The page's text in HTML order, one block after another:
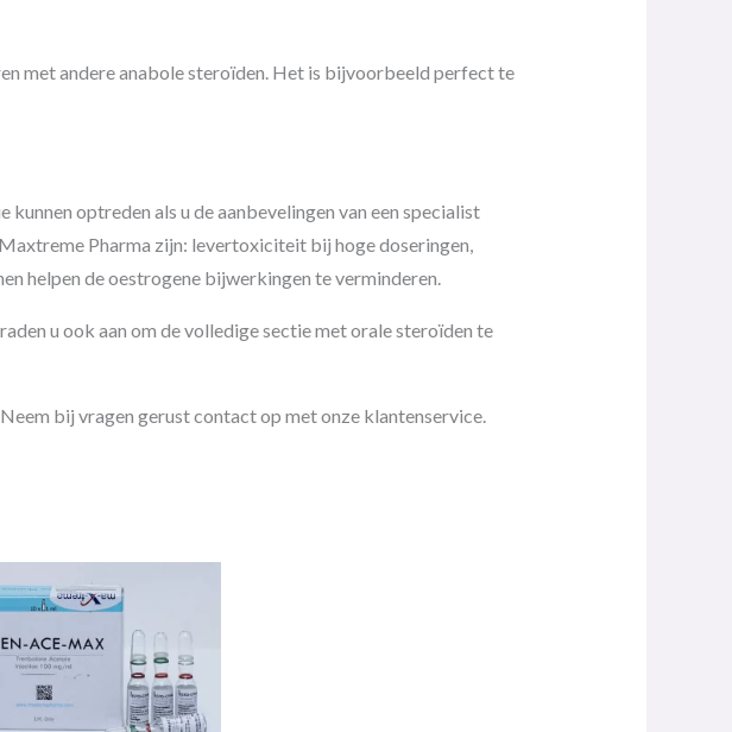
met andere anabole steroïden. Het is bijvoorbeeld perfect te
optreden als u de aanbevelingen van een specialist
Pharma zijn: levertoxiciteit bij hoge doseringen,
helpen de oestrogene bijwerkingen te verminderen.
u ook aan om de volledige sectie met orale steroïden te
bij vragen gerust contact op met onze klantenservice.